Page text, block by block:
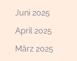
Juni 2025
April 2025
März 2025